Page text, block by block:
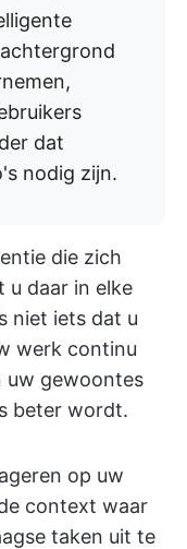
dat
nodig zijn.
die zich
u daar in elke
niet iets dat u
werk continu
uw gewoontes
beter wordt.
op uw
context waar
taken uit te